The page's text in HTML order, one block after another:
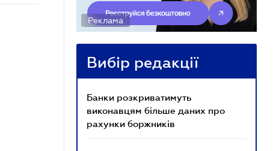
Реклама
Вибір редакції
Банки розкриватимуть
виконавцям більше даних про
рахунки боржників